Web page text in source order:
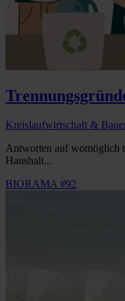
Kreislaufwirtschaft &
Antworten auf womöglich
Haushalt...
BIORAMA #92